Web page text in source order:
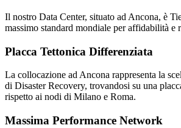
Il nostro Data Center, situato ad Ancona, è
massimo standard mondiale per affidabilità e
Placca Tettonica Differenziata
La collocazione ad Ancona rappresenta la
di Disaster Recovery, trovandosi su una
rispetto ai nodi di Milano e Roma.
Massima Performance Network